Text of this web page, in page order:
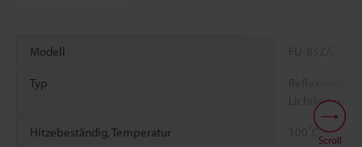
Modell FU-85ZA
Typ
Hitzebeständig, Temperatur 100˚C*2*3
Scroll